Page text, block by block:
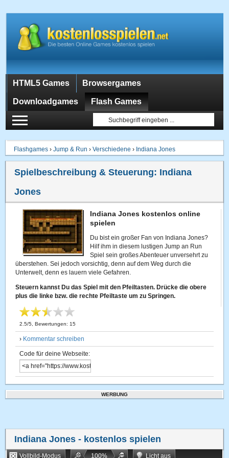
HTML5 Games Browsergames
Downloadgames Flash Games
Flashgames ›Jump & Run ›Verschiedene › Indiana Jones
Spielbeschreibung & Steuerung: Indiana
Jones
Indiana Jones kostenlos online
spielen
Du bist ein großer Fan von Indiana Jones?
Hilf ihm in diesem lustigen Jump an Run
Spiel sein großes Abenteuer unversehrt zu
überstehen. Sei jedoch vorsichtig, denn auf dem Weg durch die
Unterwelt, denn es lauern viele Gefahren.
Steuern kannst Du das Spiel mit den Pfeiltasten. Drücke die obere
plus die linke bzw. die rechte Pfeiltaste um zu Springen.
2.5/5 , Bewertungen: 15
› Kommentar schreiben
Code für deine Webseite:
WERBUNG
Indiana Jones - kostenlos spielen
Vollbild-Modus 100%
Licht aus